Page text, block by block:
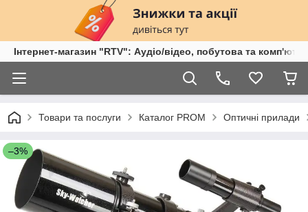
Інтернет-магазин "RTV": Аудіо/відео, побутова та
Товари та послуги Каталог PROM Оптичні прилади
–3%